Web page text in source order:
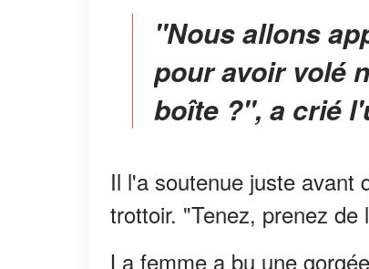
"Nous allons appeler la police et vous dénoncer
pour avoir volé
boîte ?", a crié
Il l'a soutenue juste avant
trottoir. "Tenez, prenez
La femme a bu une